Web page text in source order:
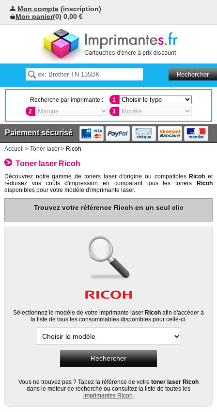
Mon compte (inscription)
Mon panier(0) 0,00 €
Recherche par imprimante :
1
2
3
Paiement sécurisé
Accueil > Toner laser> Ricoh
Toner laser Ricoh
Découvrez notre gamme de toners laser d'origine ou compatiblesRicoh et
réduisez vos coûts d'impression en comparant tous les tonersRicoh
disponibles pour votre modèle d'imprimante laser.
Trouvez votre référence Ricoh en un seul clic
Sélectionnez le modèle de votre imprimante laser Ricoh afin d'accéder à
la liste de tous les consommables disponibles pour celle-ci.
Vous ne trouvez pas ? Tapez la référence de votre toner laser Ricoh
dans le moteur de recherche ou consultez la liste de toutes les
imprimantes Ricoh